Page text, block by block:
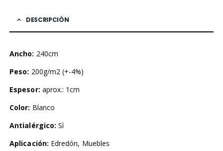
DESCRIPCIÓN
Ancho: 240cm
Peso: 200g/m2 (+-4%)
Espesor: aprox.: 1cm
Color: Blanco
Antialérgico: Sí
Aplicación: Edredón, Muebles